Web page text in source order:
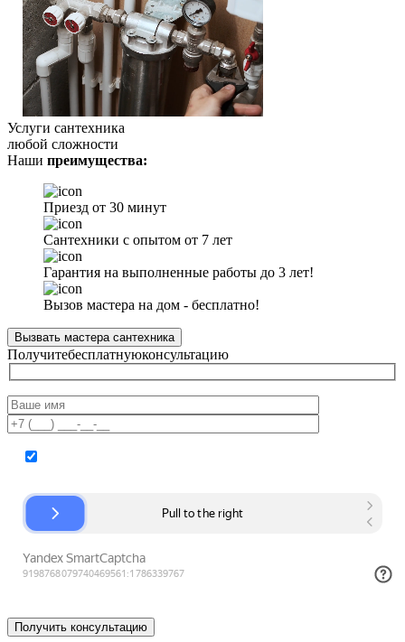
Услуги сантехника
любой сложности
Наши преимущества:
Приезд от 30 минут
Сантехники с опытом от 7 лет
Гарантия на выполненные работы до 3 лет!
Вызов мастера на дом - бесплатно!
Вызвать мастера сантехника
Получитебесплатнуюконсультацию